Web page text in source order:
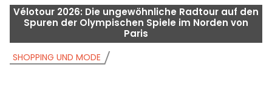
Vélotour 2026: Die ungewöhnliche Radtour auf den
Spuren der Olympischen Spiele im Norden von
Paris
SHOPPING UND MODE